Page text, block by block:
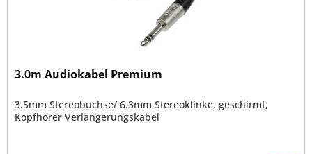
3.0m Audiokabel Premium
3.5mm Stereobuchse/ 6.3mm Stereoklinke, geschirmt,
Kopfhörer Verlängerungskabel